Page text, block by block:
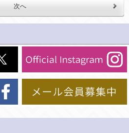
られた場合。
(5)業務を円滑に進めるために、外部業者に個人データの一部又は全部の処理を委託する場合（ただし、委託する場合は委託した個人データの安全管理が図られるように、委託先に対する必要かつ適切な監督を行ないます）。
当社への個人情報の提供はお客様の任意ですが、必要な個人情報をご提供いただけない場合、当社のサービス等が利用できない場合がありますのでご了承下さい。